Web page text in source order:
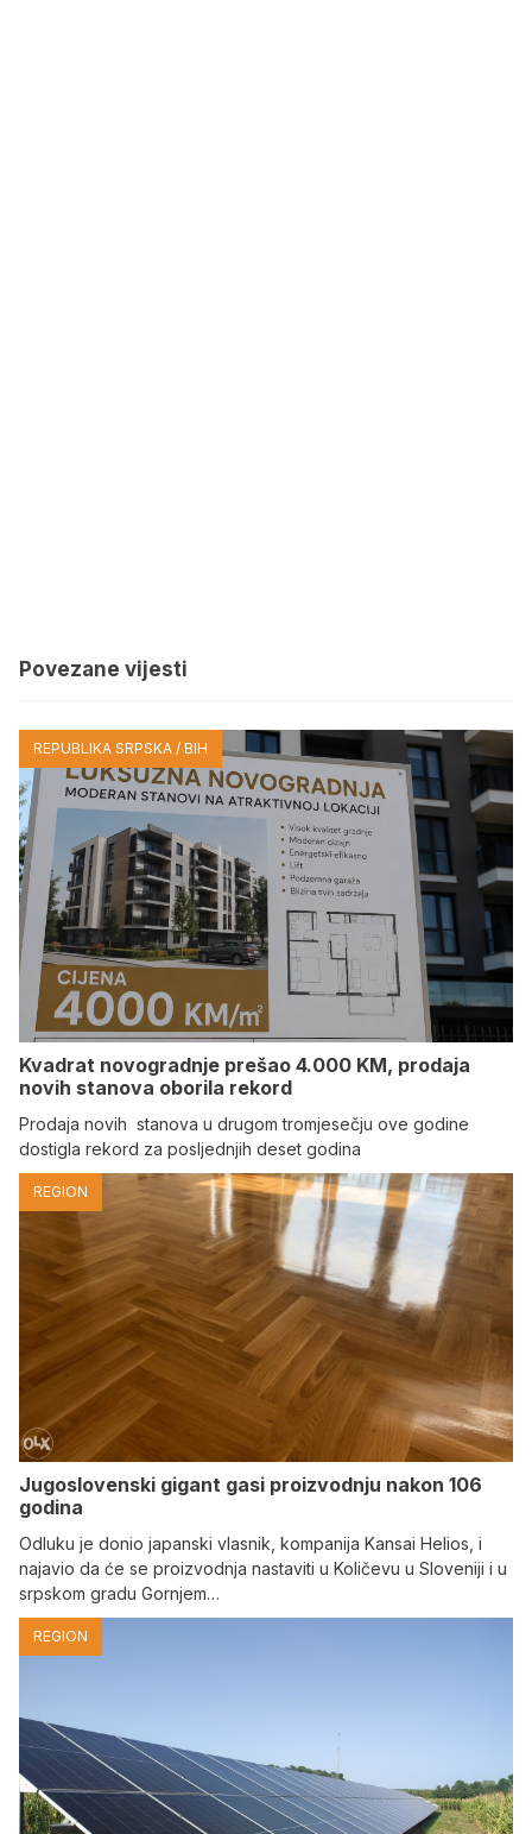
Povezane vijesti
REPUBLIKA SRPSKA / BIH
Kvadrat novogradnje prešao 4.000 KM, prodaja
novih stanova oborila rekord
Prodaja novih stanova u drugom tromjesečju ove godine
dostigla rekord za posljednjih deset godina
REGION
Jugoslovenski gigant gasi proizvodnju nakon 106
godina
Odluku je donio japanski vlasnik, kompanija Kansai Helios, i
najavio da će se proizvodnja nastaviti u Količevu u Sloveniji i u
srpskom gradu Gornjem…
REGION